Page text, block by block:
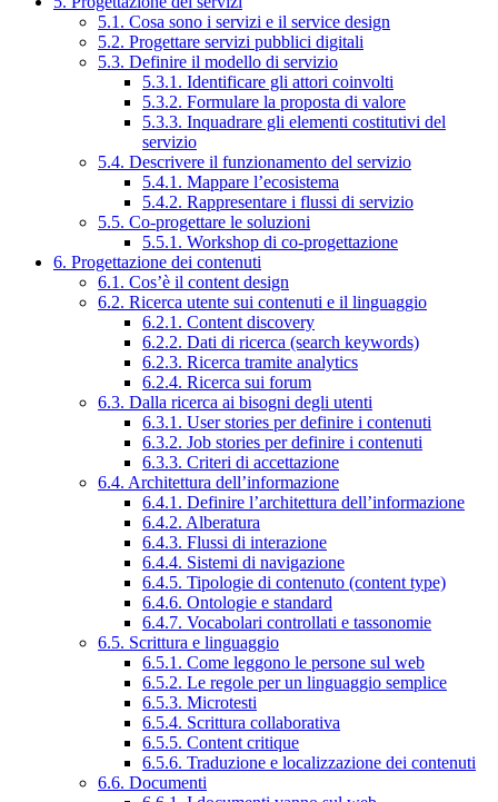
5.1. Cosa sono i servizi e il service design
5.2. Progettare servizi pubblici digitali
5.3. Definire il modello di servizio
5.3.1. Identificare gli attori coinvolti
5.3.2. Formulare la proposta di valore
5.3.3. Inquadrare gli elementi costitutivi del
servizio
5.4. Descrivere il funzionamento del servizio
5.4.1. Mappare l’ecosistema
5.4.2. Rappresentare i flussi di servizio
5.5. Co-progettare le soluzioni
5.5.1. Workshop di co-progettazione
6. Progettazione dei contenuti
6.1. Cos’è il content design
6.2. Ricerca utente sui contenuti e il linguaggio
6.2.1. Content discovery
6.2.2. Dati di ricerca (search keywords)
6.2.3. Ricerca tramite analytics
6.2.4. Ricerca sui forum
6.3. Dalla ricerca ai bisogni degli utenti
6.3.1. User stories per definire i contenuti
6.3.2. Job stories per definire i contenuti
6.3.3. Criteri di accettazione
6.4. Architettura dell’informazione
6.4.1. Definire l’architettura dell’informazione
6.4.2. Alberatura
6.4.3. Flussi di interazione
6.4.4. Sistemi di navigazione
6.4.5. Tipologie di contenuto (content type)
6.4.6. Ontologie e standard
6.4.7. Vocabolari controllati e tassonomie
6.5. Scrittura e linguaggio
6.5.1. Come leggono le persone sul web
6.5.2. Le regole per un linguaggio semplice
6.5.3. Microtesti
6.5.4. Scrittura collaborativa
6.5.5. Content critique
6.5.6. Traduzione e localizzazione dei contenuti
6.6. Documenti